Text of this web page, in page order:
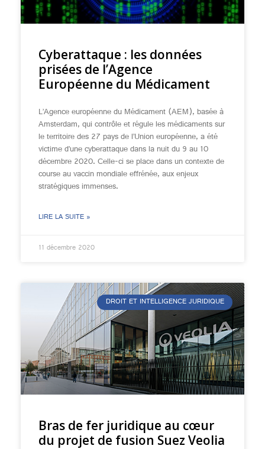
Cyberattaque : les données
prisées de l’Agence
Européenne du Médicament
L’Agence européenne du Médicament (AEM), basée à
Amsterdam, qui contrôle et régule les médicaments sur
le territoire des 27 pays de l’Union européenne, a été
victime d’une cyberattaque dans la nuit du 9 au 10
décembre 2020. Celle-ci se place dans un contexte de
course au vaccin mondiale effrénée, aux enjeux
stratégiques immenses.
LIRE LA SUITE »
11 décembre 2020
DROIT ET INTELLIGENCE JURIDIQUE
Bras de fer juridique au cœur
du projet de fusion Suez Veolia